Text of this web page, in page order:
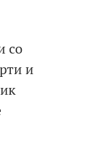
со
и